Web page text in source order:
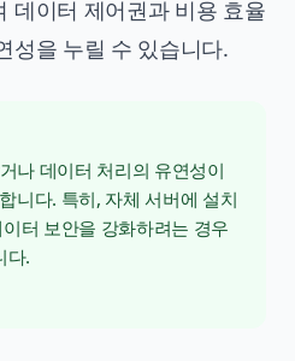
데이터 제어권과 비용 효율
성을 누릴 수 있습니다.
나 데이터 처리의 유연성이
니다. 특히, 자체 서버에 설치
터 보안을 강화하려는 경우
다.